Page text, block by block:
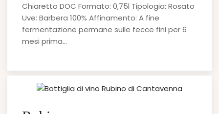
Chiaretto DOC Formato: 0,75l Tipologia: Rosato
Uve: Barbera 100% Affinamento: A fine
fermentazione permane sulle fecce fini per 6
mesi prima…